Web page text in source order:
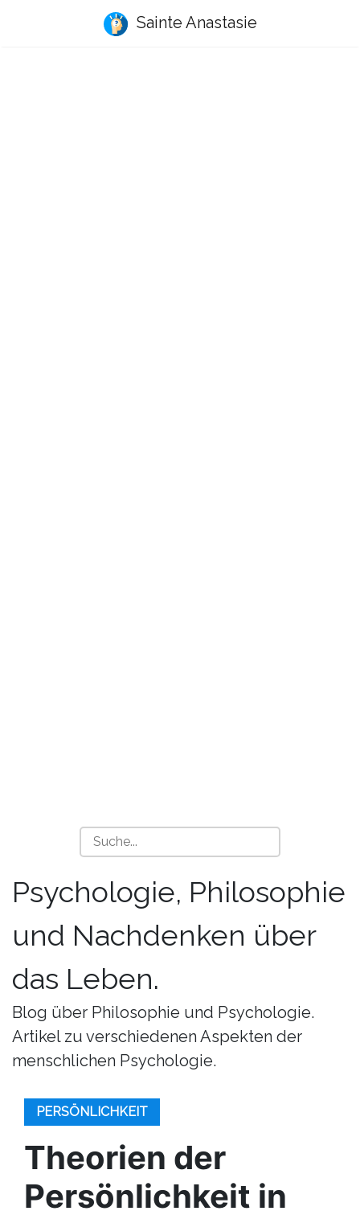
Sainte Anastasie
Psychologie, Philosophie
und Nachdenken über
das Leben.
Blog über Philosophie und Psychologie.
Artikel zu verschiedenen Aspekten der
menschlichen Psychologie.
PERSÖNLICHKEIT
Theorien der
Persönlichkeit in